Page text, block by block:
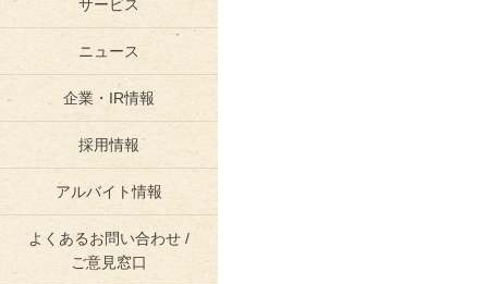
サービス
ニュース
企業・IR情報
採用情報
アルバイト情報
よくあるお問い合わせ /
ご意見窓口